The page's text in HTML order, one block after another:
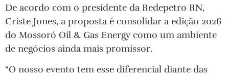
De acordo com o presidente da Redepetro RN,
Criste Jones, a proposta é consolidar a edição 2026
do Mossoró Oil & Gas Energy como um ambiente
de negócios ainda mais promissor.
“O nosso evento tem esse diferencial diante das